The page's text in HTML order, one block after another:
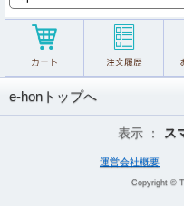
e-honトップへ
表示 ： ス
運営会社概要
Copyright ©